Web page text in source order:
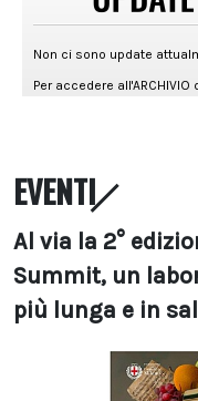
EVENTI
Al via la 2°
Summit, un
più lunga e in